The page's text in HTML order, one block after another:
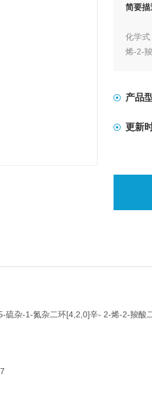
简要描
化学
烯-2-
产品
更新
硫杂-1-氮杂二环[4,2,0]辛- 2-烯-2-羧酸